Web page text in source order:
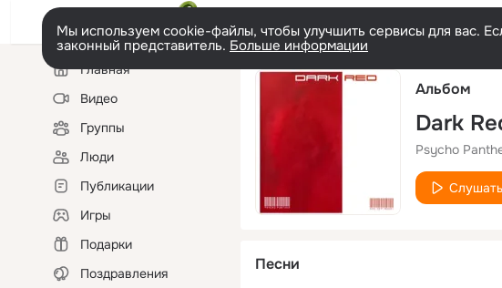
Мы используем cookie-файлы, чтобы улучшить сервисы для вас.
законный представитель. Больше информации
Левая
колонкаГлавная
Видео
Группы
Люди
Публикации
Игры
Подарки
Поздравления
Альбом
Dark
Psycho
Слушать
Песни